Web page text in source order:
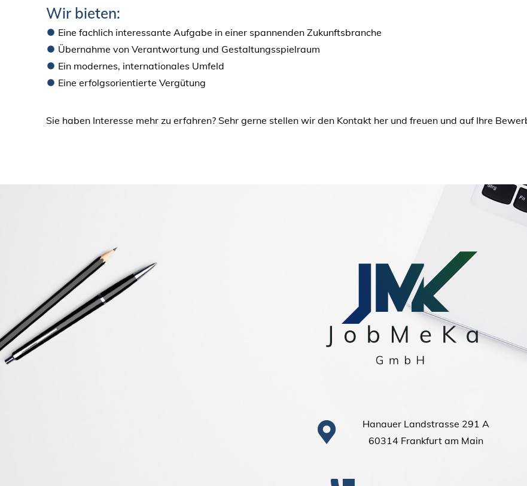
Wir bieten:
Eine fachlich interessante Aufgabe in einer spannenden Zukunftsbranche
Übernahme von Verantwortung und Gestaltungsspielraum
Ein modernes, internationales Umfeld
Eine erfolgsorientierte Vergütung
Sie haben Interesse mehr zu erfahren? Sehr gerne stellen wir den Kontakt her und freuen und auf Ihre
Hanauer Landstrasse 291 A
60314 Frankfurt am Main